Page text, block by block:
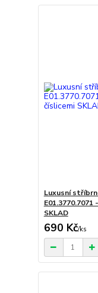
Luxusní
SKLAD
690 Kč/ks